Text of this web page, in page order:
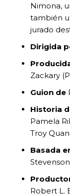
Nimona,
también
jurado
Dirigida
Zackary
Guion de
Historia
Pamela
Troy
Basada
Stevenson
Robert L.